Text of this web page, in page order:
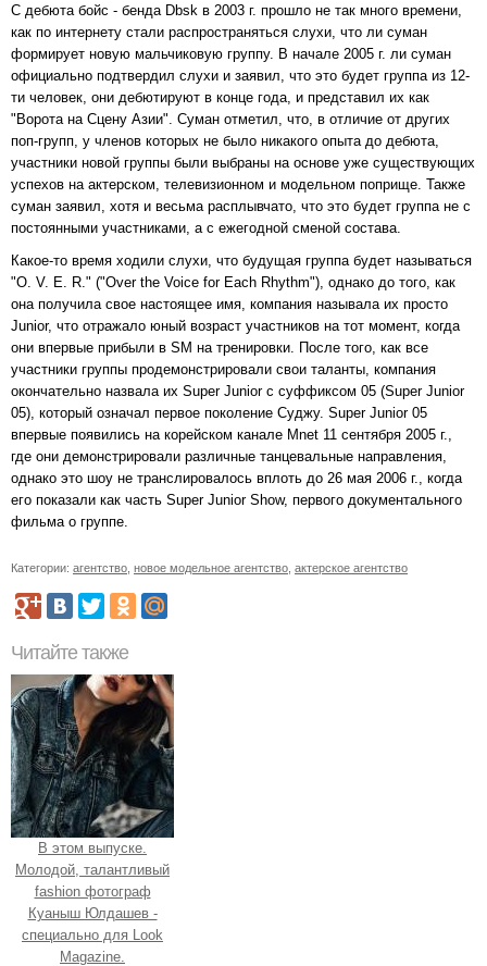
С дебюта бойс - бенда Dbsk в 2003 г. прошло не так много времени,
как по интернету стали распространяться слухи, что ли суман
формирует новую мальчиковую группу. В начале 2005 г. ли суман
официально подтвердил слухи и заявил, что это будет группа из 12-
ти человек, они дебютируют в конце года, и представил их как
"Ворота на Сцену Азии". Суман отметил, что, в отличие от других
поп-групп, у членов которых не было никакого опыта до дебюта,
участники новой группы были выбраны на основе уже существующих
успехов на актерском, телевизионном и модельном поприще. Также
суман заявил, хотя и весьма расплывчато, что это будет группа не с
постоянными участниками, а с ежегодной сменой состава.
Какое-то время ходили слухи, что будущая группа будет называться
"O. V. E. R." ("Over the Voice for Each Rhythm"), однако до того, как
она получила свое настоящее имя, компания называла их просто
Junior, что отражало юный возраст участников на тот момент, когда
они впервые прибыли в SM на тренировки. После того, как все
участники группы продемонстрировали свои таланты, компания
окончательно назвала их Super Junior с суффиксом 05 (Super Junior
05), который означал первое поколение Суджу. Super Junior 05
впервые появились на корейском канале Mnet 11 сентября 2005 г.,
где они демонстрировали различные танцевальные направления,
однако это шоу не транслировалось вплоть до 26 мая 2006 г., когда
его показали как часть Super Junior Show, первого документального
фильма о группе.
Категории: агентство новое модельное агентство актерское агентство
Читайте также
В этом выпуске.
Молодой, талантливый
fashion фотограф
Куаныш Юлдашев -
специально для Look
Magazine.